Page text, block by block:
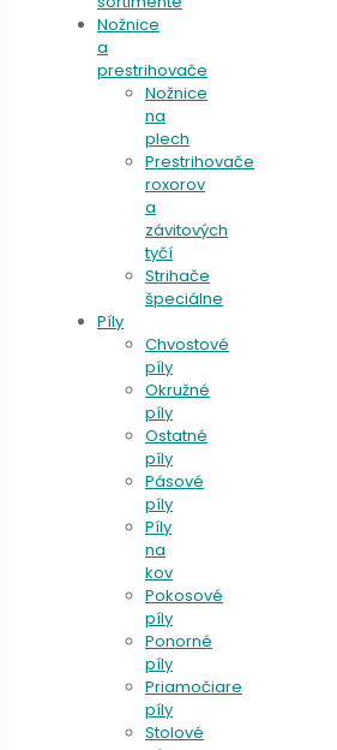
Nožnice
a
prestrihovače
Nožnice
na
plech
Prestrihovače
roxorov
a
závitových
tyčí
Strihače
špeciálne
Píly
Chvostové
píly
Okružné
píly
Ostatné
píly
Pásové
píly
Píly
na
kov
Pokosové
píly
Ponorné
píly
Priamočiare
píly
Stolové